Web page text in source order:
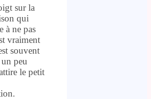
sur la
qui
à ne pas
vraiment
souvent
peu
le petit